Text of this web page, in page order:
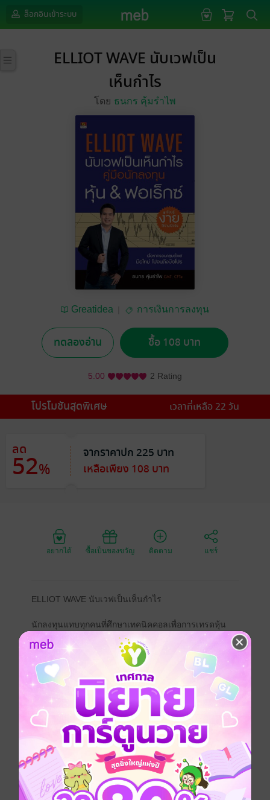
ล็อกอินเข้าระบบ
ELLIOT WAVE นับเวฟเป็น
เห็นกำไร
โดย ธนกร คุ้มรำไพ
Greatidea การเงินการลงทุน
ทดลองอ่าน ซื้อ 108 บาท
5.00 2 Rating
โปรโมชันสุดพิเศษ เวลาที่เหลือ 22 วัน
ลด
52%
จากราคาปก 225 บาท
เหลือเพียง 108 บาท
อยากได้ ซื้อเป็นของขวัญ ติดตาม แชร์
ELLIOT WAVE นับเวฟเป็นเห็นกำไร
นักลงทุนแทบทุกคนที่ศึกษาเทคนิคคอลเพื่อการเทรดหุ้น
หรือฟอเร็กซ์ ไม่ว่าจะเริ่มจากจุดไหน หนีไม่พ้นที่ต้องมาจบ
ที่ Elliot Wave หรือการวิเคราะห์คลื่นนั่นเอง หากเข้าใจ
Elliot Wave อย่างลึกซึ้งจะเป็นเครื่องมือที่มีอรรถประโยชน์
สูงมากๆ
สารบัญ : ELLIOT WAVE นับเวฟเป็นเห็นกำไร
Section 1 อุ่นเครื่องก่อนนับเวฟ
Section 2 ทฤษฎีคลื่นเอลเลียต
Section 3 เครื่องมือทางเทคนิคช่วยวิเคราะห์คลื่น
Section 4 การเทรดทำกำไรด้วย Elliott Wave
Section 5 อีก 2 M ในการเทรด
การเงิน การลงทุน หุ้น forex